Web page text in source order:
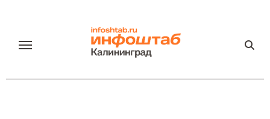
содержанию